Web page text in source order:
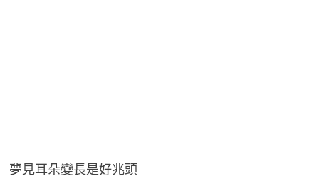
夢見耳朵變長是好兆頭